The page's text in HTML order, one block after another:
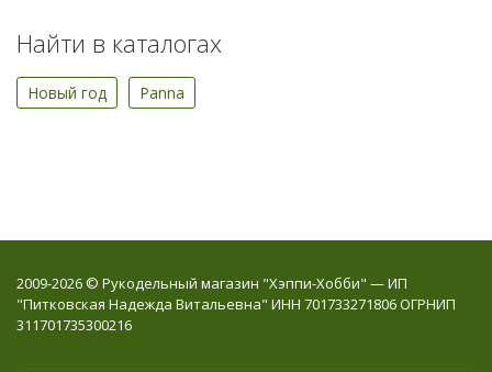
Найти в каталогах
Новый год Panna
2009-2026 © Рукодельный магазин "Хэппи-Хобби" — ИП
"Питковская Надежда Витальевна" ИНН 701733271806 ОГРНИП
311701735300216